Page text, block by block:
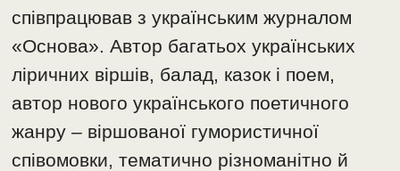
співпрацював з українським журналом
«Основа». Автор багатьох українських
ліричних віршів, балад, казок і поем,
автор нового українського поетичного
жанру – віршованої гумористичної
співомовки, тематично різноманітно й